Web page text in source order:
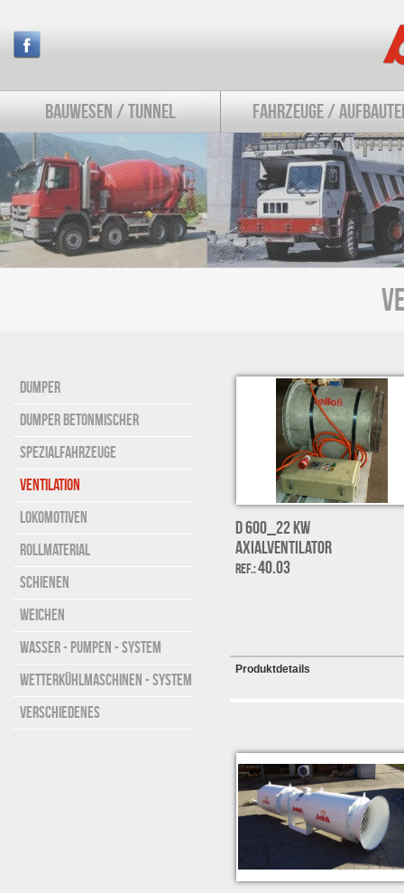
BAUWESEN / TUNNEL FAHRZEUGE /
DUMPER
DUMPER BETONMISCHER
SPEZIALFAHRZEUGE
VENTILATION
LOKOMOTIVEN
ROLLMATERIAL
SCHIENEN
WEICHEN
WASSER - PUMPEN - SYSTEM
WETTERKÜHLMASCHINEN - SYSTEM
VERSCHIEDENES
D 600_22 kW
Axialventilator
Ref.:40.03
Produktdetails